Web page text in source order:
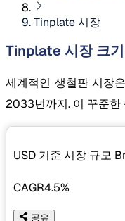
Tinplate 시장
Tinplate 시장 크
세계적인 생철판 시장
2033년까지. 이 꾸준한
USD 기준 시장 규모
CAGR4.5%
공유